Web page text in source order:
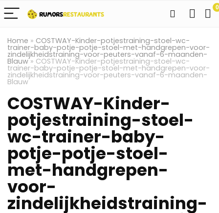
0
Home » COSTWAY-Kinder-potjestraining-stoel-wc-
trainer-baby-potje-potje-stoel-met-handgrepen-voor-
zindelijkheidstraining-voor-peuters-vanaf-6-maanden-
Blauw» COSTWAY-Kinder-potjestraining-stoel-wc-
trainer-baby-potje-potje-stoel-met-handgrepen-voor-
zindelijkheidstraining-voor-peuters-vanaf-6-maanden-
Blauw
COSTWAY-Kinder-
potjestraining-stoel-
wc-trainer-baby-
potje-potje-stoel-
met-handgrepen-
voor-
zindelijkheidstraining-